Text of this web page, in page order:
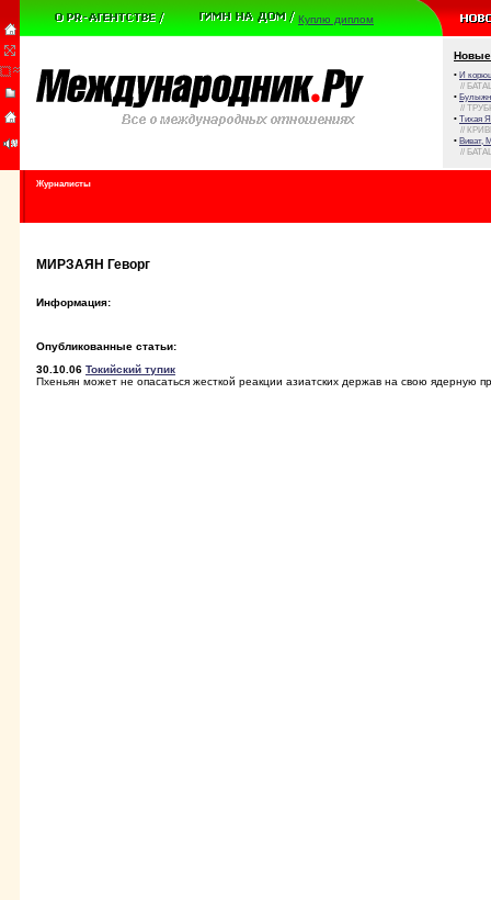
Куплю диплом
Новые
• И
//
•
//
• Тихая
//
• Виват,
//
Журналисты
МИРЗАЯН Геворг
Информация:
Опубликованные статьи:
30.10.06 Токийский тупик
Пхеньян может не опасаться жесткой реакции азиатских держав на свою ядерную